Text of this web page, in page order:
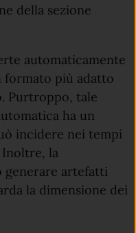
della sezione
automaticamente
formato più adatto
Purtroppo, tale
ha un
incidere nei tempi
Inoltre, la
generare artefatti
la dimensione dei